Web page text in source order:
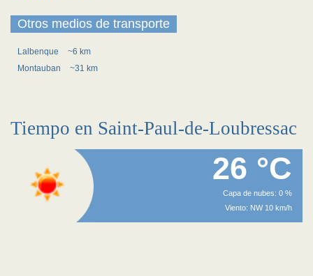
Otros medios de transporte
Lalbenque
~6 km
Montauban
~31 km
Tiempo en Saint-Paul-de-Loubressac
26 °C
Capa de nubes: 0 %
Viento: NW 10 km/h